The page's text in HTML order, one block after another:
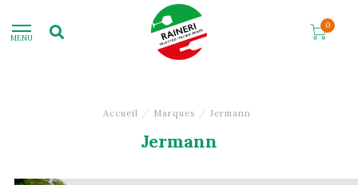
MENU
0
Accueil / Marques / Jermann
Jermann